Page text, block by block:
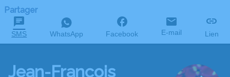
Partager
SMS WhatsApp Facebook E-mail Lien
Jean-François